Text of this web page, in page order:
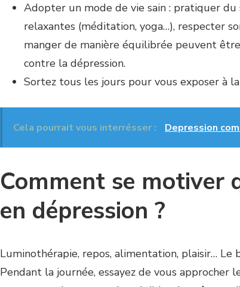
Adopter un mode de vie sain : pratiquer du
relaxantes (méditation, yoga…), respecter
manger de manière équilibrée peuvent
contre la dépression.
Sortez tous les jours pour vous exposer à
Cela pourrait vous interrésser : Depression
Comment se motiver
en dépression ?
Luminothérapie, repos, alimentation, plaisir… Le
Pendant la journée, essayez de vous approcher